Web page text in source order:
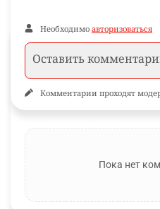
Необходимо авторизоваться
Комментарии проходят
Пока нет